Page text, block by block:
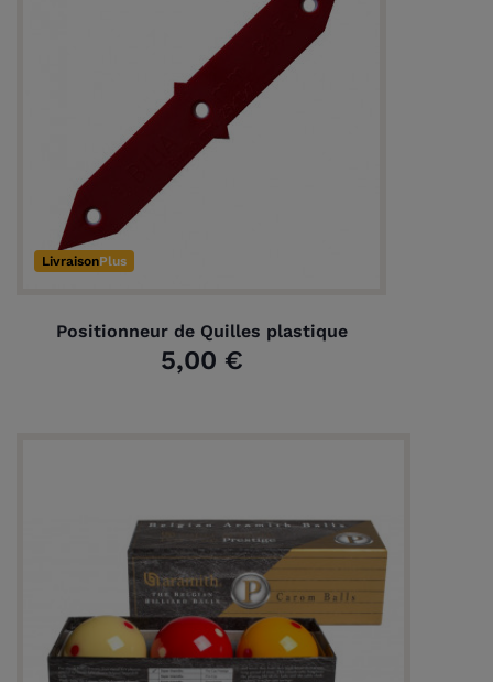
LivraisonPlus
Positionneur de Quilles plastique
5,00 €